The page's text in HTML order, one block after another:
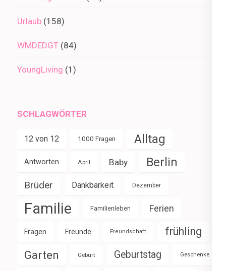
Urlaub (158)
WMDEDGT (84)
YoungLiving (1)
SCHLAGWÖRTER
12 von 12 1000 Fragen Alltag
Antworten April Baby Berlin
Brüder Dankbarkeit Dezember
Familie Familienleben Ferien
Fragen Freunde Freundschaft frühling
Garten Geburt Geburtstag Geschenke